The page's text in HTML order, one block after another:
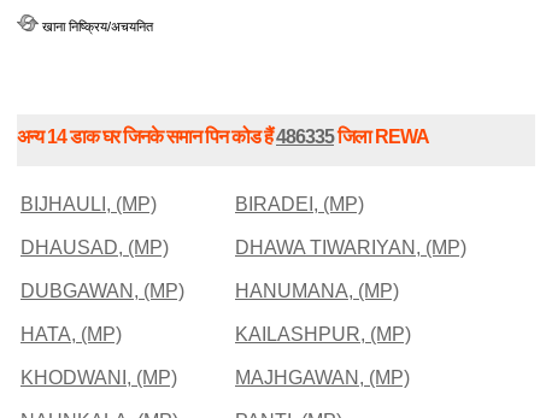
खाना निष्क्रिय/अचयनित
अन्य 14 डाक घर जिनके समान पिन कोड हैं486335जिला REWA
BIJHAULI, (MP) BIRADEI, (MP)
DHAUSAD, (MP) DHAWA TIWARIYAN, (MP)
DUBGAWAN, (MP) HANUMANA, (MP)
HATA, (MP) KAILASHPUR, (MP)
KHODWANI, (MP) MAJHGAWAN, (MP)